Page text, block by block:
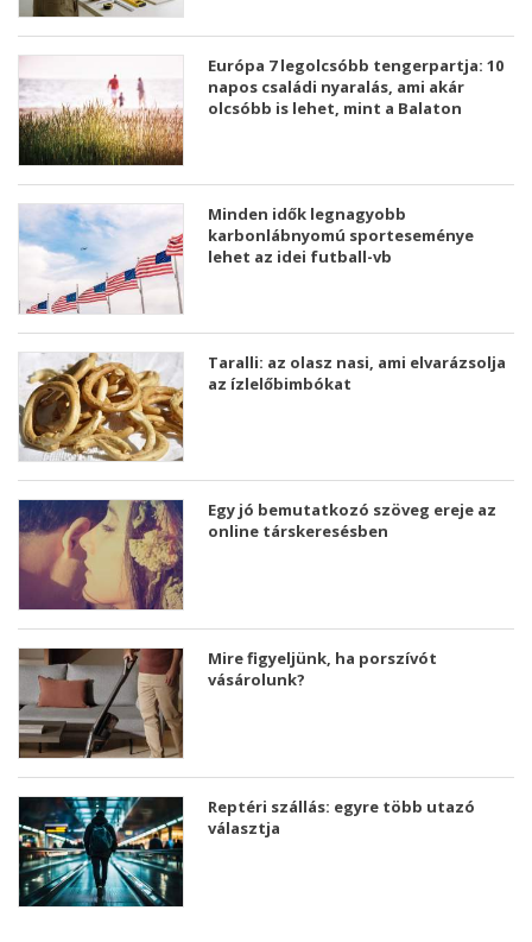
Európa 7 legolcsóbb tengerpartja: 10
napos családi nyaralás, ami akár
olcsóbb is lehet, mint a Balaton
Minden idők legnagyobb
karbonlábnyomú sporteseménye
lehet az idei futball-vb
Taralli: az olasz nasi, ami elvarázsolja
az ízlelőbimbókat
Egy jó bemutatkozó szöveg ereje az
online társkeresésben
Mire figyeljünk, ha porszívót
vásárolunk?
Reptéri szállás: egyre több utazó
választja